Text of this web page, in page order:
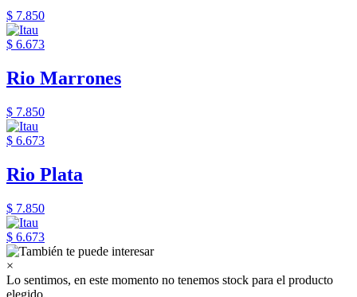
$ 7.850
$ 6.673
Rio Marrones
$ 7.850
$ 6.673
Rio Plata
$ 7.850
$ 6.673
×
Lo sentimos, en este momento no tenemos stock para el producto
elegido.